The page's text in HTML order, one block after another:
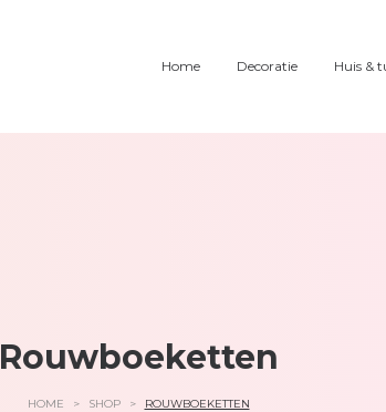
Home Decoratie Huis &
Rouwboeketten
HOME > SHOP > ROUWBOEKETTEN